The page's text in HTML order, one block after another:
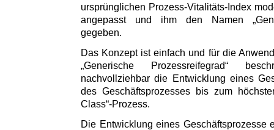
ursprünglichen Prozess-Vitalitäts-Index
angepasst und ihm den Namen
gegeben.
Das Konzept ist einfach und für die
„Generische Prozessreifegrad“
nachvollziehbar die Entwicklung eines
des Geschäftsprozesses bis zum
Class“-Prozess.
Die Entwicklung eines Geschäftsprozesse